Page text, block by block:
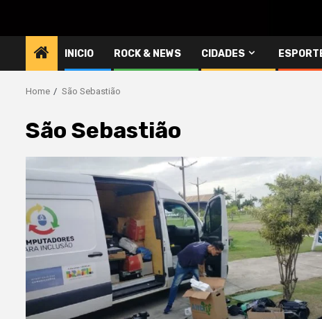
INICIO ROCK & NEWS CIDADES
Home São Sebastião
São Sebastião